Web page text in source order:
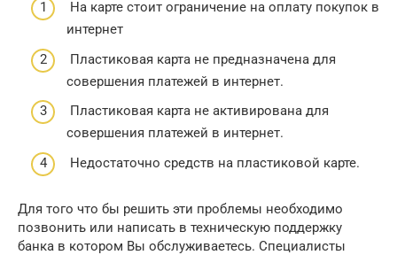
На карте стоит ограничение на оплату покупок в
интернет
Пластиковая карта не предназначена для
совершения платежей в интернет.
Пластиковая карта не активирована для
совершения платежей в интернет.
Недостаточно средств на пластиковой карте.
Для того что бы решить эти проблемы необходимо
позвонить или написать в техническую поддержку
банка в котором Вы обслуживаетесь. Специалисты